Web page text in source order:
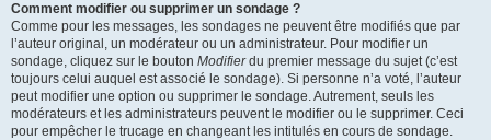
Comment modifier ou supprimer un sondage ?
Comme pour les messages, les sondages ne peuvent être modifiés que par
l’auteur original, un modérateur ou un administrateur. Pour modifier un
sondage, cliquez sur le bouton Modifierdu premier message du sujet (c’est
toujours celui auquel est associé le sondage). Si personne n’a voté, l’auteur
peut modifier une option ou supprimer le sondage. Autrement, seuls les
modérateurs et les administrateurs peuvent le modifier ou le supprimer. Ceci
pour empêcher le trucage en changeant les intitulés en cours de sondage.